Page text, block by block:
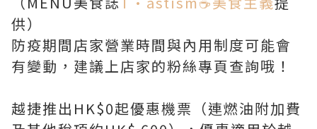
供）
防疫期間店家營業時間與內用制度可能會
有變動，建議上店家的粉絲專頁查詢哦！
越捷推出HK$0起優惠機票（連燃油附加費